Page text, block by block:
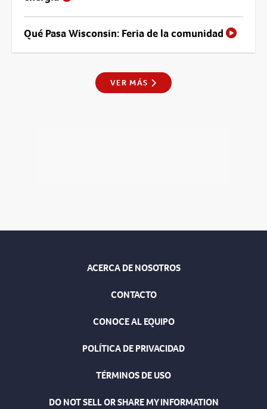
Qué Pasa Wisconsin: Feria de la comunidad
VER MÁS
ACERCA DE NOSOTROS
CONTACTO
CONOCE AL EQUIPO
POLÍTICA DE PRIVACIDAD
TÉRMINOS DE USO
DO NOT SELL OR SHARE MY INFORMATION